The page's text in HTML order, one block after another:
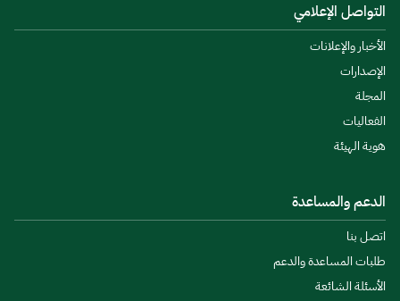
التواصل الإعلامي
الأخبار والإعلانات
الإصدارات
المجلة
الفعاليات
هوية الهيئة
الدعم والمساعدة
اتصل بنا
طلبات المساعدة والدعم
الأسئلة الشائعة